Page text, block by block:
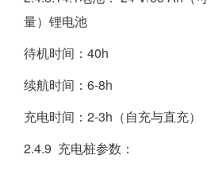
量）锂电池
待机时间：40h
续航时间：6-8h
充电时间：2-3h（自充与直充）
2.4.9 充电桩参数：